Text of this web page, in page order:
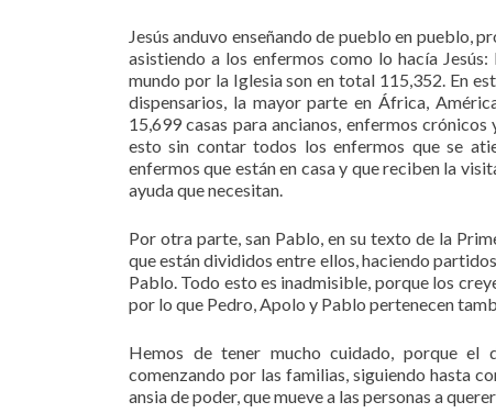
Jesús anduvo enseñando de pueblo en pueblo,
asistiendo a los enfermos como lo hacía
mundo por la Iglesia son en total 115,352. En
dispensarios, la mayor parte en África,
15,699 casas para ancianos, enfermos
esto sin contar todos los enfermos que se
enfermos que están en casa y que reciben la
ayuda que necesitan.
Por otra parte, san Pablo, en su texto de la
que están divididos entre ellos, haciendo
Pablo. Todo esto es inadmisible, porque los
por lo que Pedro, Apolo y Pablo pertenecen
Hemos de tener mucho cuidado, porque el
comenzando por las familias, siguiendo hasta
ansia de poder, que mueve a las personas a